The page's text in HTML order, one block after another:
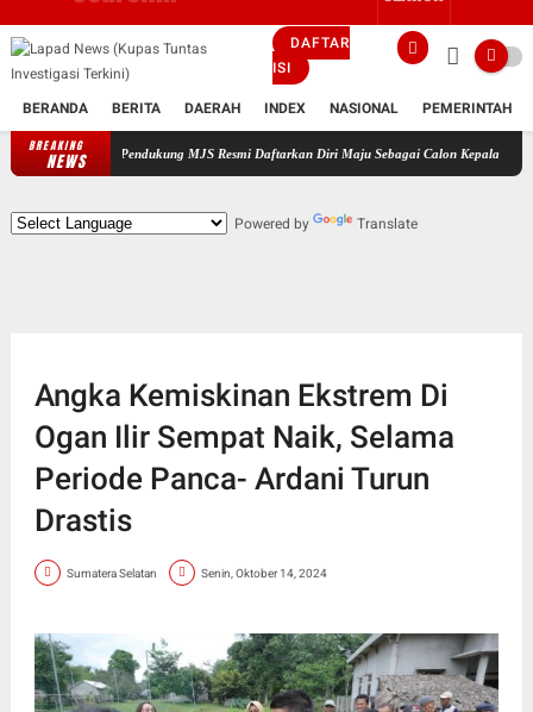
DAFTAR
ISI
BERANDA BERITA DAERAH INDEX NASIONAL PEMERINTAH
BREAKING
NEWS
dan Pendukung MJS Resmi Daftarkan Diri Maju Sebagai Calon Kepala Desa Bantarsari
Powered by Translate
Angka Kemiskinan Ekstrem Di
Ogan Ilir Sempat Naik, Selama
Periode Panca- Ardani Turun
Drastis
Sumatera Selatan Senin, Oktober 14, 2024